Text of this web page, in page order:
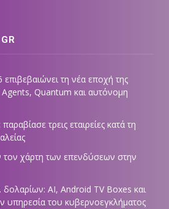
τη νέα εποχή της
Quantum και αυτόνομη
τρεις εταιρείες κατά τη
τον χάρτη των επενδύσεων στην
AI, Android TV Boxes και
υπηρεσία του κυβερνοεγκλήματος